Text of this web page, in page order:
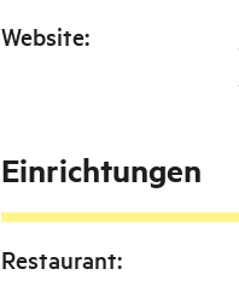
Website:
Einrichtungen
Restaurant: